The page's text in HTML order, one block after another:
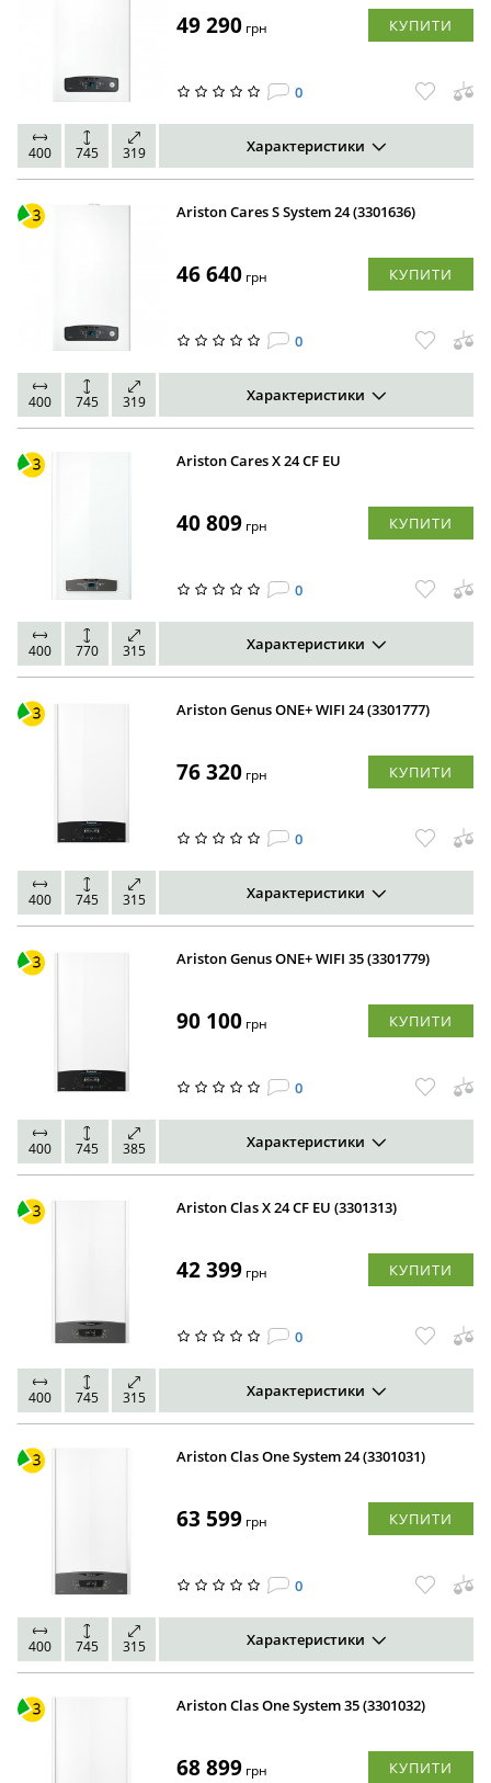
49 290 грн КУПИТИ
0
400 745 319 Характеристики
Ariston Cares S System 24 (3301636)
46 640 грн КУПИТИ
0
400 745 319 Характеристики
Ariston Cares X 24 CF EU
40 809 грн КУПИТИ
0
400 770 315 Характеристики
Ariston Genus ONE+ WIFI 24 (3301777)
76 320 грн КУПИТИ
0
400 745 315 Характеристики
Ariston Genus ONE+ WIFI 35 (3301779)
90 100 грн КУПИТИ
0
400 745 385 Характеристики
Ariston Clas X 24 CF EU (3301313)
42 399 грн КУПИТИ
0
400 745 315 Характеристики
Ariston Clas One System 24 (3301031)
63 599 грн КУПИТИ
0
400 745 315 Характеристики
Ariston Clas One System 35 (3301032)
68 899 грн КУПИТИ